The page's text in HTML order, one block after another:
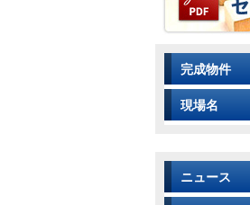
完成物件
現場名
ニュース